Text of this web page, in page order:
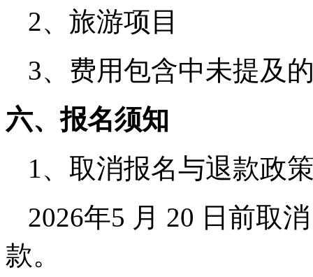
2、旅游项目
3、费用包含中未提及
六、报名须知
1、取消报名与退款政
2026年5 月 20 日前取
款。